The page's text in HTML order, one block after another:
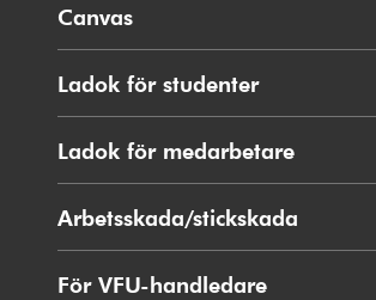
Canvas
Ladok för studenterÖppnas
i
fönster
Ladok för medarbetare
i
fönster
Arbetsskada/stickskada
För VFU-handledare